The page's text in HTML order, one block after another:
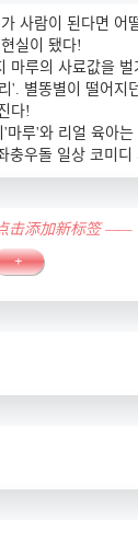
사람이 된다면 어
실이 됐다!
마루의 사료값을
'. 별똥별이 떨어지
다!
마루'와 리얼 육아
충우돌 일상 코미디
击添加新标签 ——
+